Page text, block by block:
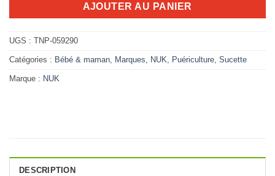
AJOUTER AU PANIER
UGS : TNP-059290
Catégories : Bébé & maman Marques NUK Puériculture Sucette
Marque : NUK
DESCRIPTION